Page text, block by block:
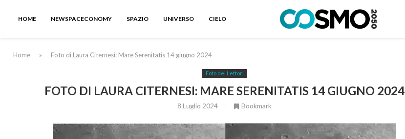
HOME NEWSPACECONOMY SPAZIO UNIVERSO CIELO
Home » Foto di Laura Citernesi: Mare Serenitatis 14 giugno 2024
Foto dei Lettori
FOTO DI LAURA CITERNESI: MARE SERENITATIS 14 GIUGNO 2024
8 Luglio 2024 Bookmark